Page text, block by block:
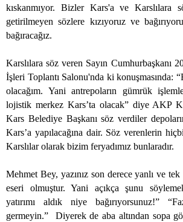
kıskanmıyor. Bizler Kars'a ve Karslılara
getirilmeyen sözlere kızıyoruz ve
bağıracağız.
Karslılara söz veren Sayın Cumhurbaşkanı
İşleri Toplantı Salonu'nda ki konuşmasında:
olacağım. Yani antrepoların gümrük
lojistik merkez Kars’ta olacak” diye AKP
Kars Belediye Başkanı söz verdiler
Kars’a yapılacağına dair. Söz verenlerin
Karslılar olarak bizim feryadımız bunlaradır.
Mehmet Bey, yazınız son derece yanlı ve
eseri olmuştur. Yani açıkça şunu
yatırımı aldık niye bağırıyorsunuz!”
germeyin.”
Diyerek de aba altından sopa